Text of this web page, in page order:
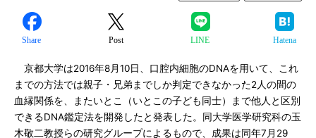
Share Post LINE Hatena
京都大学は2016年8月10日、口腔内細胞のDNAを用いて、これ
までの方法では親子・兄弟までしか判定できなかった2人の間の
血縁関係を、またいとこ（いとこの子ども同士）まで他人と区別
できるDNA鑑定法を開発したと発表した。同大学医学研究科の玉
木敬二教授らの研究グループによるもので、成果は同年7月29